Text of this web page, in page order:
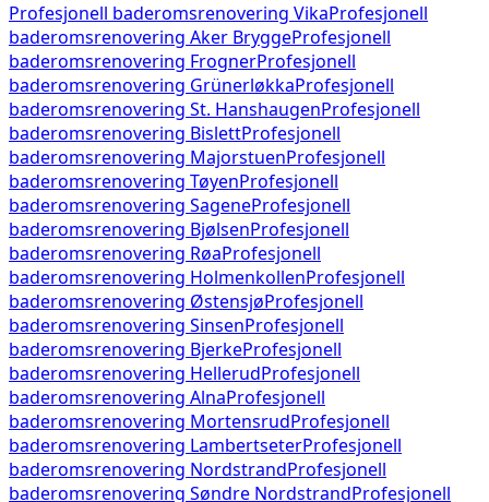
Profesjonell baderomsrenovering VikaProfesjonell
baderomsrenovering Aker BryggeProfesjonell
baderomsrenovering FrognerProfesjonell
baderomsrenovering GrünerløkkaProfesjonell
baderomsrenovering St. HanshaugenProfesjonell
baderomsrenovering BislettProfesjonell
baderomsrenovering MajorstuenProfesjonell
baderomsrenovering TøyenProfesjonell
baderomsrenovering SageneProfesjonell
baderomsrenovering BjølsenProfesjonell
baderomsrenovering RøaProfesjonell
baderomsrenovering HolmenkollenProfesjonell
baderomsrenovering ØstensjøProfesjonell
baderomsrenovering SinsenProfesjonell
baderomsrenovering BjerkeProfesjonell
baderomsrenovering HellerudProfesjonell
baderomsrenovering AlnaProfesjonell
baderomsrenovering MortensrudProfesjonell
baderomsrenovering LambertseterProfesjonell
baderomsrenovering NordstrandProfesjonell
baderomsrenovering Søndre NordstrandProfesjonell